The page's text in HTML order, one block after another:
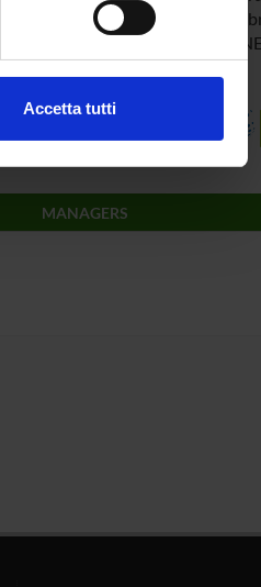
che hai fornito loro o
Accetta tutti
Env for the induction of
OF ACQUIRED
Ricerca di Ateneo
MANAGERS